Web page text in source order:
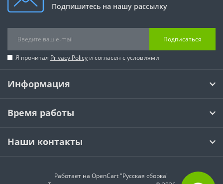
Подпишитесь на нашу рассылку
Подписаться
Я прочитал Privacy Policy и согласен с условиями
Информация
Время работы
Наши контакты
Работает на OpenCart "Русская сборка"